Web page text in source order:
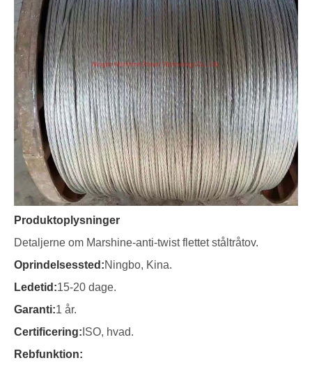
Produktoplysninger
Detaljerne om Marshine-anti-twist flettet ståltråtov.
Oprindelsessted:Ningbo, Kina.
Ledetid:15-20 dage.
Garanti:1 år.
Certificering: ISO, hvad.
Rebfunktion: